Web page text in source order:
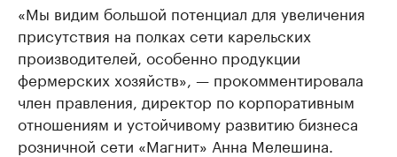
«Мы видим большой потенциал для увеличения
присутствия на полках сети карельских
производителей, особенно продукции
фермерских хозяйств», — прокомментировала
член правления, директор по корпоративным
отношениям и устойчивому развитию бизнеса
розничной сети «Магнит» Анна Мелешина.